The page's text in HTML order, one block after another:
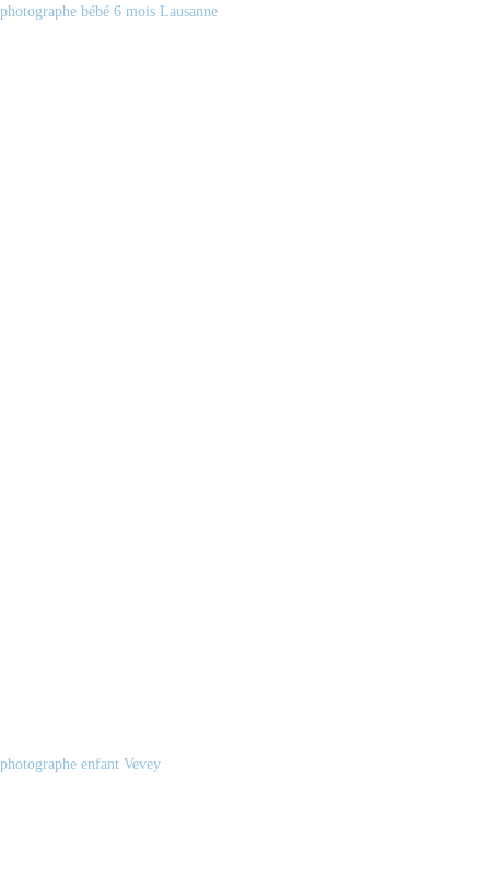
photographe bébé 6 mois Lausanne
photographe enfant Vevey